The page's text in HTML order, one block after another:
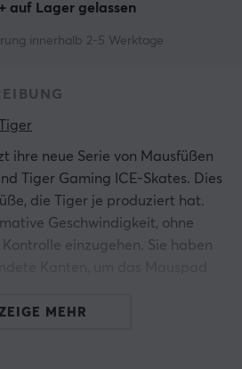
auf Lager gelassen
innerhalb 2-5 Werktage
ihre neue Serie von Mausfüßen
Tiger Gaming ICE-Skates. Dies
die Tiger je produziert hat.
Geschwindigkeit, ohne
einzugehen. Sie haben
ZEIGE MEHR